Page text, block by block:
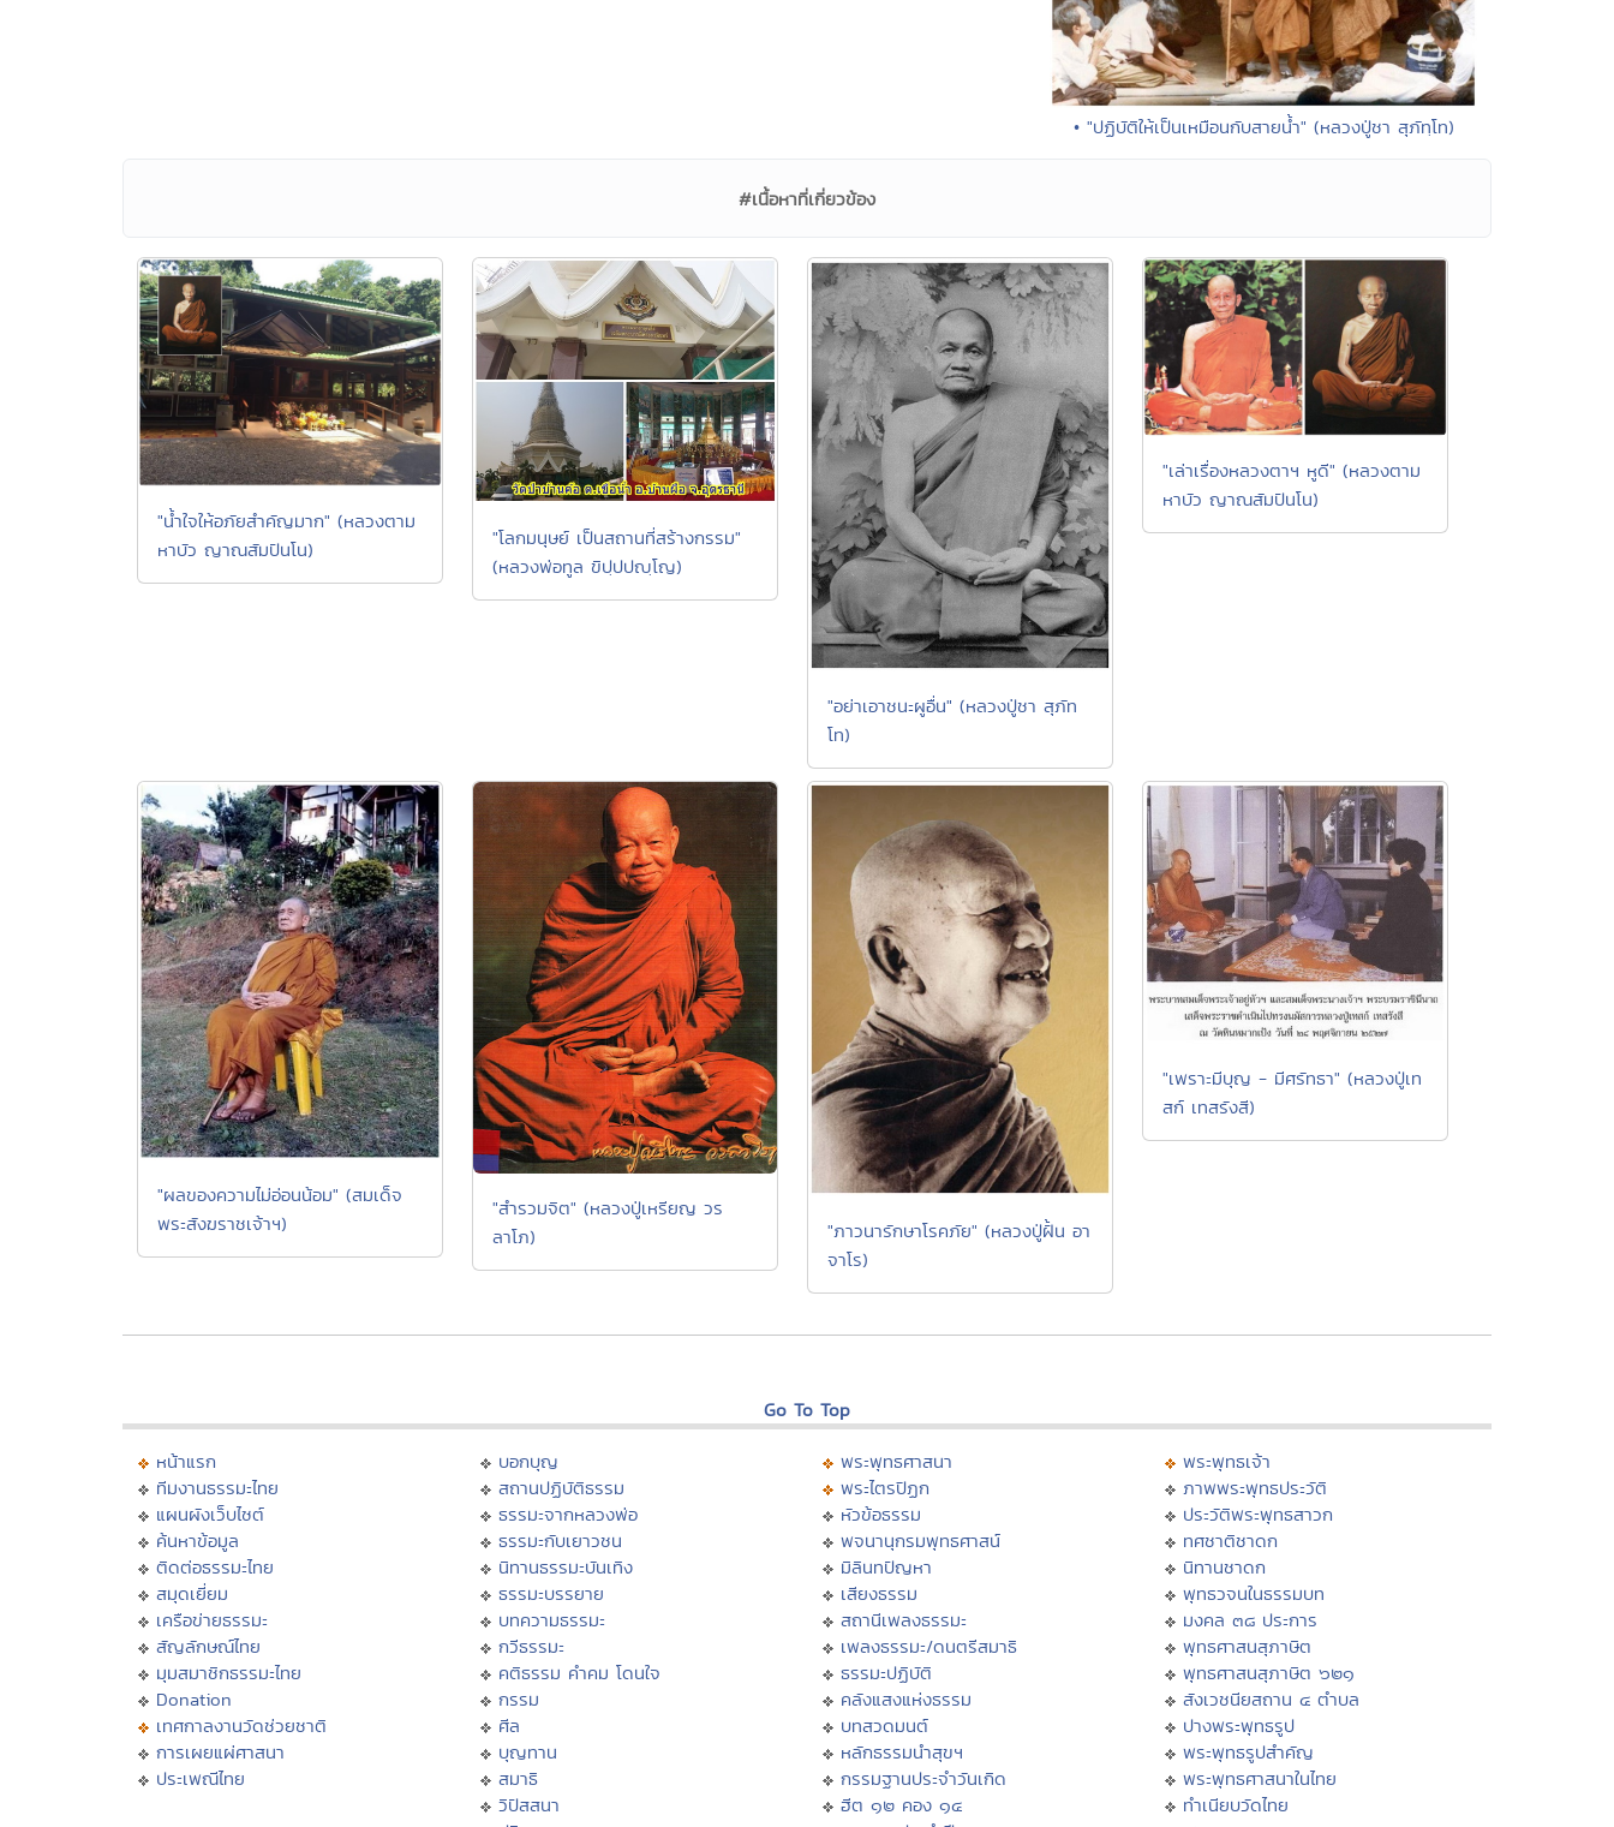
• "ปฏิบัติให้เป็นเหมือนกับสายน้ำ" (หลวงปู่ชา สุภัทฺโท)
#เนื้อหาที่เกี่ยวข้อง
"น้ำใจให้อภัยสำคัญมาก" (หลวงตาม
หาบัว ญาณสัมปันโน)
"โลกมนุษย์ เป็นสถานที่สร้างกรรม"
(หลวงพ่อทูล ขิปฺปปญฺโญ)
"อย่าเอาชนะผูอื่น" (หลวงปู่ชา สุภัท
โท)
"เล่าเรื่องหลวงตาฯ หูดี" (หลวงตาม
หาบัว ญาณสัมปันโน)
"ผลของความไม่อ่อนน้อม" (สมเด็จ
พระสังฆราชเจ้าฯ)
"สำรวมจิต" (หลวงปู่เหรียญ วร
ลาโภ)
"ภาวนารักษาโรคภัย" (หลวงปู่ฝั้น อา
จาโร)
"เพราะมีบุญ - มีศรัทธา" (หลวงปู่เท
สก์ เทสรังสี)
Go To Top
หน้าแรก
ทีมงานธรรมะไทย
แผนผังเว็บไซต์
ค้นหาข้อมูล
ติดต่อธรรมะไทย
สมุดเยี่ยม
เครือข่ายธรรมะ
สัญลักษณ์ไทย
มุมสมาชิกธรรมะไทย
Donation
เทศกาลงานวัดช่วยชาติ
การเผยแผ่ศาสนา
ประเพณีไทย
บอกบุญ
สถานปฏิบัติธรรม
ธรรมะจากหลวงพ่อ
ธรรมะกับเยาวชน
นิทานธรรมะบันเทิง
ธรรมะบรรยาย
บทความธรรมะ
กวีธรรมะ
คติธรรม คำคม โดนใจ
กรรม
ศีล
บุญทาน
สมาธิ
วิปัสสนา
พระพุทธศาสนา
พระไตรปิฏก
หัวข้อธรรม
พจนานุกรมพุทธศาสน์
มิลินทปัญหา
เสียงธรรม
สถานีเพลงธรรมะ
เพลงธรรมะ/ดนตรีสมาธิ
ธรรมะปฏิบัติ
คลังแสงแห่งธรรม
บทสวดมนต์
หลักธรรมนำสุขฯ
กรรมฐานประจำวันเกิด
ฮีต ๑๒ คอง ๑๔
พระพุทธเจ้า
ภาพพระพุทธประวัติ
ประวัติพระพุทธสาวก
ทศชาติชาดก
นิทานชาดก
พุทธวจนในธรรมบท
มงคล ๓๘ ประการ
พุทธศาสนสุภาษิต
พุทธศาสนสุภาษิต ๖๒๑
สังเวชนียสถาน ๔ ตำบล
ปางพระพุทธรูป
พระพุทธรูปสำคัญ
พระพุทธศาสนาในไทย
ทำเนียบวัดไทย